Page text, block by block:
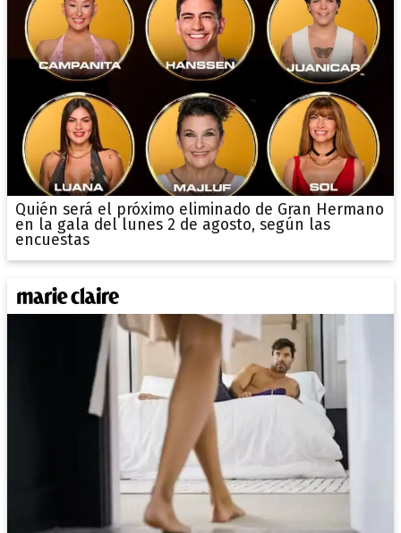
Quién será el próximo eliminado de Gran Hermano
en la gala del lunes 2 de agosto, según las
encuestas